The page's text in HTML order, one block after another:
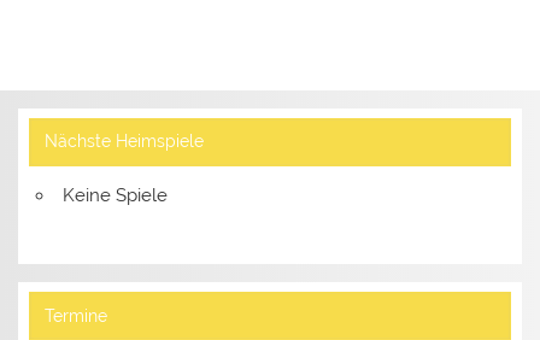
Nächste Heimspiele
Keine Spiele
Termine